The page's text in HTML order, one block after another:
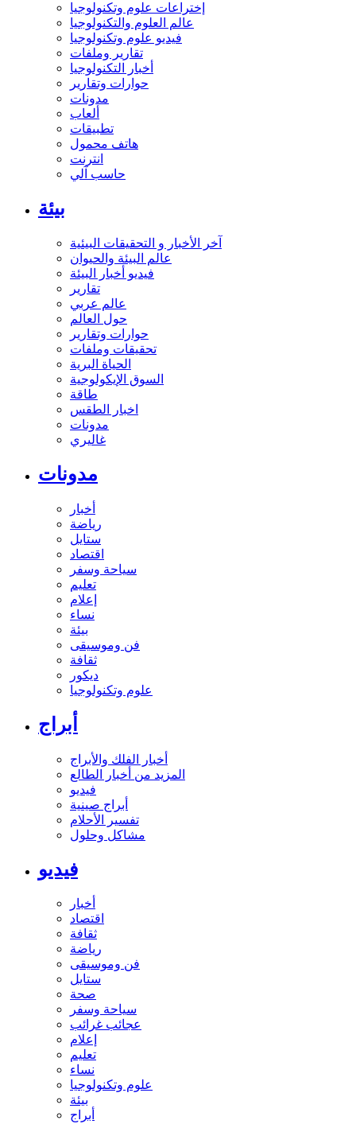
إختراعات علوم وتكنولوجيا
عالم العلوم والتكنولوجيا
فيديو علوم وتكنولوجيا
تقارير وملفات
أخبار التكنولوجيا
حوارات وتقارير
مدونات
ألعاب
تطبيقات
هاتف محمول
انترنت
حاسب آلي
بيئة
آخر الأخبار و التحقيقات البيئية
عالم البيئة والحيوان
فيديو أخبار البيئة
تقارير
عالم عربي
حول العالم
حوارات وتقارير
تحقيقات وملفات
الحياة البرية
السوق الإيكولوجية
طاقة
اخبار الطقس
مدونات
غاليري
مدونات
أخبار
رياضة
ستايل
اقتصاد
سياحة وسفر
تعليم
إعلام
نساء
بيئة
فن وموسيقى
ثقافة
ديكور
علوم وتكنولوجيا
أبراج
أخبار الفلك والأبراج
المزيد من أخبار الطالع
فيديو
أبراج صينية
تفسير الأحلام
مشاكل وحلول
فيديو
أخبار
اقتصاد
ثقافة
رياضة
فن وموسيقى
ستايل
صحة
سياحة وسفر
عجائب غرائب
إعلام
تعليم
نساء
علوم وتكنولوجيا
بيئة
أبراج